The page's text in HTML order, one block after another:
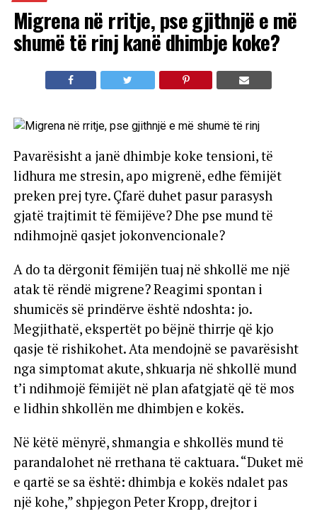
Migrena në rritje, pse gjithnjë e më
shumë të rinj kanë dhimbje koke?
Pavarësisht a janë dhimbje koke tensioni, të
lidhura me stresin, apo migrenë, edhe fëmijët
preken prej tyre. Çfarë duhet pasur parasysh
gjatë trajtimit të fëmijëve? Dhe pse mund të
ndihmojnë qasjet jokonvencionale?
A do ta dërgonit fëmijën tuaj në shkollë me një
atak të rëndë migrene? Reagimi spontan i
shumicës së prindërve është ndoshta: jo.
Megjithatë, ekspertët po bëjnë thirrje që kjo
qasje të rishikohet. Ata mendojnë se pavarësisht
nga simptomat akute, shkuarja në shkollë mund
t’i ndihmojë fëmijët në plan afatgjatë që të mos
e lidhin shkollën me dhimbjen e kokës.
Në këtë mënyrë, shmangia e shkollës mund të
parandalohet në rrethana të caktuara. “Duket më
e qartë se sa është: dhimbja e kokës ndalet pas
një kohe,” shpjegon Peter Kropp, drejtor i